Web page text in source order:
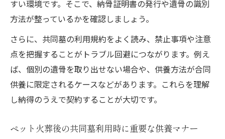
すい環境です。そこで、納骨証明書の発行や遺骨の識別
方法が整っているかを確認しましょう。
さらに、共同墓の利用規約をよく読み、禁止事項や注意
点を把握することがトラブル回避につながります。例え
ば、個別の遺骨を取り出せない場合や、供養方法が合同
供養に限定されるケースなどがあります。これらを理解
し納得のうえで契約することが大切です。
ペット火葬後の共同墓利用時に重要な供養マナー